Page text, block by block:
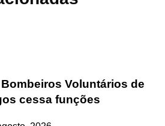
Voluntários de
cessa funções